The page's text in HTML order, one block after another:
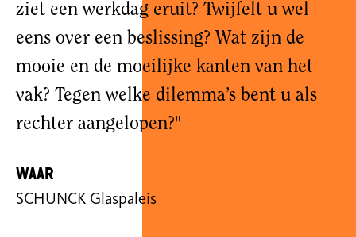
ziet een werkdag eruit? Twijfelt u wel
eens over een beslissing? Wat zijn de
mooie en de moeilijke kanten van het
vak? Tegen welke dilemma’s bent u als
rechter aangelopen?"
Waar
SCHUNCK Glaspaleis